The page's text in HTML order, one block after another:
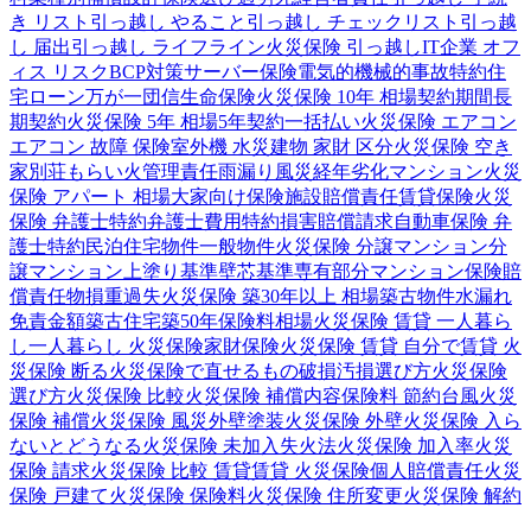
き リスト 引っ越し やること 引っ越し チェックリスト 引っ越
し 届出引っ越し ライフライン火災保険 引っ越しIT企業 オフ
ィス リスクBCP対策サーバー保険電気的機械的事故特約住
宅ローン万が一団信生命保険火災保険 10年 相場契約期間長
期契約火災保険 5年 相場5年契約一括払い火災保険 エアコン
エアコン 故障 保険室外機 水災建物 家財 区分火災保険 空き
家別荘もらい火管理責任雨漏り 風災経年劣化マンション火災
保険 アパート 相場大家向け保険施設賠償責任賃貸保険火災
保険 弁護士特約弁護士費用特約損害賠償請求自動車保険 弁
護士特約民泊住宅物件一般物件火災保険 分譲マンション分
譲マンション 上塗り基準壁芯基準専有部分マンション保険賠
償責任物損重過失火災保険 築30年以上 相場築古物件水漏れ
免責金額築古住宅築50年保険料相場火災保険 賃貸 一人暮ら
し一人暮らし 火災保険家財保険火災保険 賃貸 自分で賃貸 火
災保険 断る火災保険で直せるもの破損汚損選び方火災保険
選び方火災保険 比較火災保険 補償内容保険料 節約台風火災
保険 補償火災保険 風災外壁塗装火災保険 外壁火災保険 入ら
ないとどうなる火災保険 未加入 失火法火災保険 加入率火災
保険 請求火災保険 比較 賃貸賃貸 火災保険個人賠償責任火災
保険 戸建て火災保険 保険料火災保険 住所変更火災保険 解約